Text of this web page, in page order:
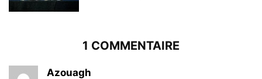
1 COMMENTAIRE
Azouagh